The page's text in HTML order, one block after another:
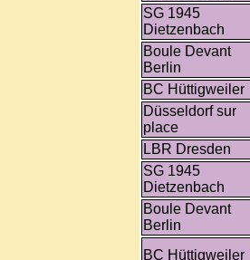
SG 1945
Dietzenbach
Boule Devant
Berlin
BC Hüttigweiler
Düsseldorf sur
place
LBR Dresden
SG 1945
Dietzenbach
Boule Devant
Berlin
BC Hüttigweiler